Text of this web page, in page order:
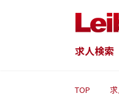
求人検索
TOP